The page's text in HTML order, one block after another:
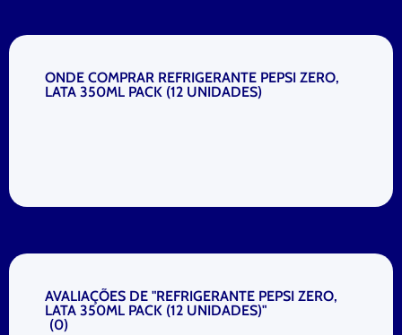
ONDE COMPRAR REFRIGERANTE PEPSI ZERO,
LATA 350ML PACK (12 UNIDADES)
AVALIAÇÕES DE "REFRIGERANTE PEPSI ZERO,
LATA 350ML PACK (12 UNIDADES)"
(0)